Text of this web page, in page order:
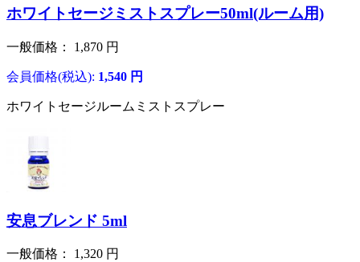
ホワイトセージミストスプレー50ml(ルーム用)
一般価格： 1,870 円
会員価格(税込): 1,540 円
ホワイトセージルームミストスプレー
安息ブレンド 5ml
一般価格： 1,320 円